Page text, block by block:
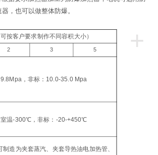
，也可以做整体防爆。
+
按客户要求制作不同容积大小）
2 3 5
，非标：10.0-35.0 Mpa
室温-300℃，非标：-20-+450℃
制造为夹套蒸汽、夹套导热油电加热管、